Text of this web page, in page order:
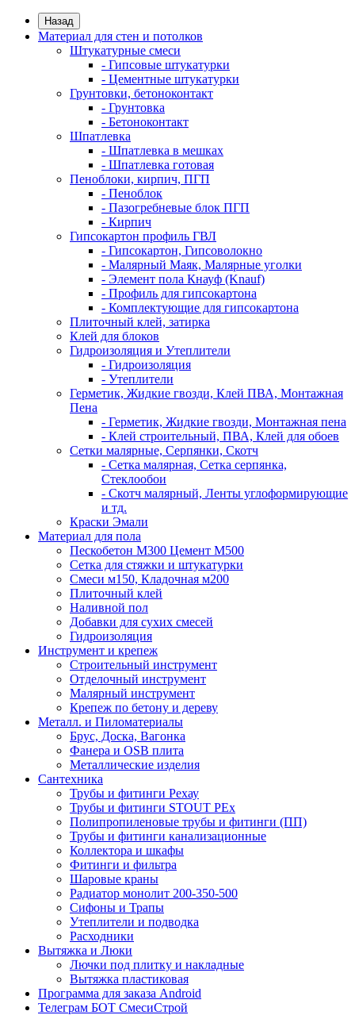
Назад
Материал для стен и потолков
Штукатурные смеси
- Гипсовые штукатурки
- Цементные штукатурки
Грунтовки, бетоноконтакт
- Грунтовка
- Бетоноконтакт
Шпатлевка
- Шпатлевка в мешках
- Шпатлевка готовая
Пеноблоки, кирпич, ПГП
- Пеноблок
- Пазогребневые блок ПГП
- Кирпич
Гипсокартон профиль ГВЛ
- Гипсокартон, Гипсоволокно
- Малярный Маяк, Малярные уголки
- Элемент пола Кнауф (Knauf)
- Профиль для гипсокартона
- Комплектующие для гипсокартона
Плиточный клей, затирка
Клей для блоков
Гидроизоляция и Утеплители
- Гидроизоляция
- Утеплители
Герметик, Жидкие гвозди, Клей ПВА, Монтажная
Пена
- Герметик, Жидкие гвозди, Монтажная пена
- Клей строительный, ПВА, Клей для обоев
Сетки малярные, Серпянки, Скотч
- Сетка малярная, Сетка серпянка,
Стеклообои
- Скотч малярный, Ленты углоформирующие
и тд.
Краски Эмали
Материал для пола
Пескобетон М300 Цемент М500
Сетка для стяжки и штукатурки
Смеси м150, Кладочная м200
Плиточный клей
Наливной пол
Добавки для сухих смесей
Гидроизоляция
Инструмент и крепеж
Строительный инструмент
Отделочный инструмент
Малярный инструмент
Крепеж по бетону и дереву
Металл. и Пиломатериалы
Брус, Доска, Вагонка
Фанера и OSB плита
Металлические изделия
Сантехника
Трубы и фитинги Рехау
Трубы и фитинги STOUT PEx
Полипропиленовые трубы и фитинги (ПП)
Трубы и фитинги канализационные
Коллектора и шкафы
Фитинги и фильтра
Шаровые краны
Радиатор монолит 200-350-500
Сифоны и Трапы
Утеплители и подводка
Расходники
Вытяжка и Люки
Лючки под плитку и накладные
Вытяжка пластиковая
Программа для заказа Android
Телеграм БОТ СмесиСтрой